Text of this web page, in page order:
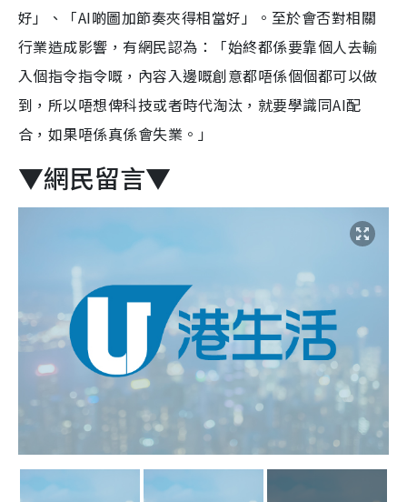
好」、「AI啲圖加節奏夾得相當好」。至於會否對相關
行業造成影響，有網民認為：「始終都係要靠個人去輸
入個指令指令嘅，內容入邊嘅創意都唔係個個都可以做
到，所以唔想俾科技或者時代淘汰，就要學識同AI配
合，如果唔係真係會失業。」
▼網民留言▼